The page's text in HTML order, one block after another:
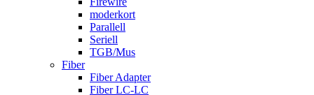
moderkort
Parallell
Seriell
TGB/Mus
Fiber
Fiber Adapter
Fiber LC-LC